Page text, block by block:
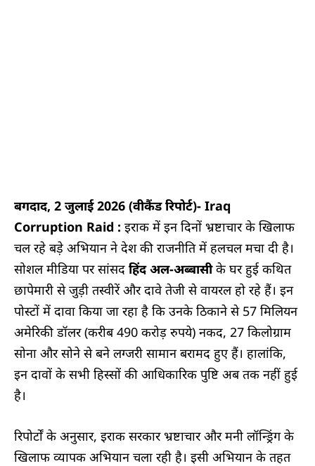
बगदाद, 2 जुलाई 2026 (वीकैंड रिपोर्ट)- Iraq
Corruption Raid : इराक में इन दिनों भ्रष्टाचार के खिलाफ
चल रहे बड़े अभियान ने देश की राजनीति में हलचल मचा दी है।
सोशल मीडिया पर सांसद हिंद अल-अब्बासीके घर हुई कथित
छापेमारी से जुड़ी तस्वीरें और दावे तेजी से वायरल हो रहे हैं। इन
पोस्टों में दावा किया जा रहा है कि उनके ठिकाने से 57 मिलियन
अमेरिकी डॉलर (करीब 490 करोड़ रुपये) नकद, 27 किलोग्राम
सोना और सोने से बने लग्जरी सामान बरामद हुए हैं। हालांकि,
इन दावों के सभी हिस्सों की आधिकारिक पुष्टि अब तक नहीं हुई
है।
रिपोर्टों के अनुसार, इराक सरकार भ्रष्टाचार और मनी लॉन्ड्रिंग के
खिलाफ व्यापक अभियान चला रही है। इसी अभियान के तहत